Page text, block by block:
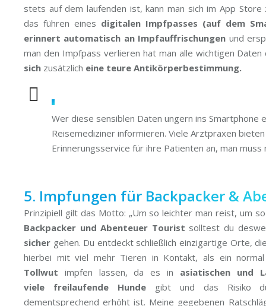
stets auf dem laufenden ist, kann man sich im App
das führen eines digitalen Impfpasses (auf dem
erinnert automatisch an Impfauffrischungen und
man den Impfpass verlieren hat man alle wichtigen
sich zusätzlich eine teure Antikörperbestimmung.
Wer diese sensiblen Daten ungern ins Smartphone
Reisemediziner informieren. Viele Arztpraxen
Erinnerungsservice für ihre Patienten an, man muss
5. Impfungen für Backpacker &
Prinzipiell gilt das Motto: „Um so leichter man reist, um
Backpacker und Abenteuer Tourist solltest du
sicher gehen. Du entdeckt schließlich einzigartige Orte,
hierbei mit viel mehr Tieren in Kontakt, als ein
Tollwut impfen lassen, da es in asiatischen und
viele freilaufende Hundegibt und das Risiko
dementsprechend erhöht ist. Meine gegebenen